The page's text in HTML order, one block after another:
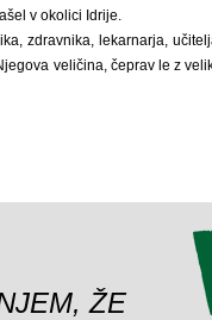
v okolici Idrije.
zdravnika, lekarnarja,
veličina, čeprav le z
ŽE